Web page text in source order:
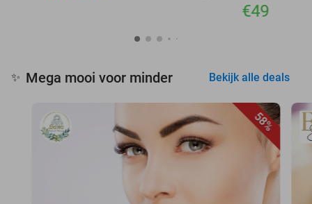
€49
✨ Mega mooi voor minder Bekijk alle deals
58%